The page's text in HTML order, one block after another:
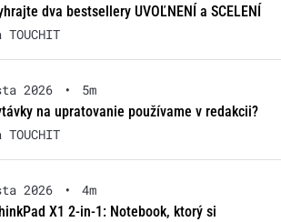
dva bestsellery UVOĽNENÍ a SCELENÍ
2026 •
5m
na upratovanie používame v redakcii?
2026 •
4m
X1 2-in-1: Notebook, ktorý si